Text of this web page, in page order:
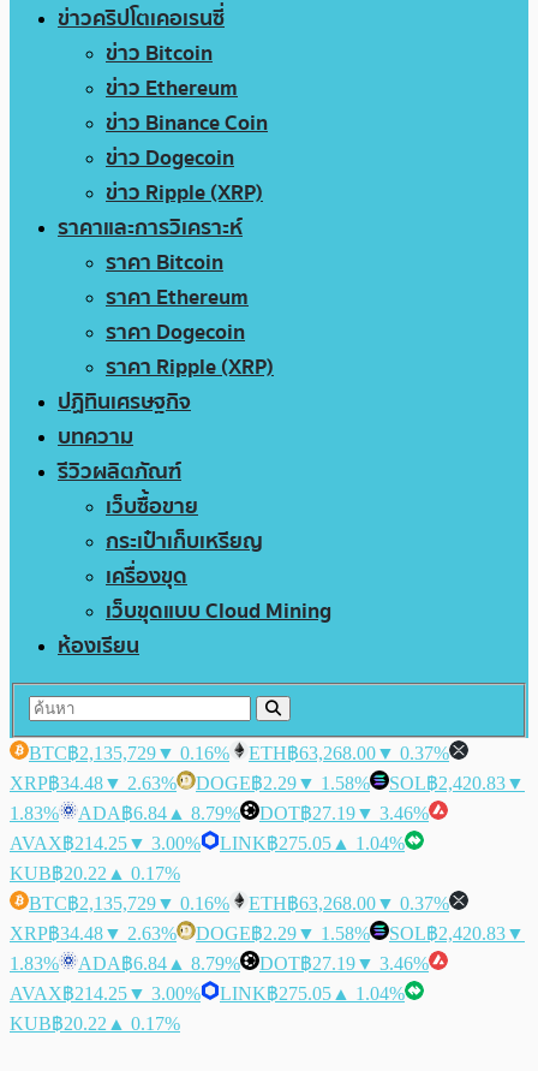
ข่าวคริปโตเคอเรนซี่
ข่าว Bitcoin
ข่าว Ethereum
ข่าว Binance Coin
ข่าว Dogecoin
ข่าว Ripple (XRP)
ราคาและการวิเคราะห์
ราคา Bitcoin
ราคา Ethereum
ราคา Dogecoin
ราคา Ripple (XRP)
ปฏิทินเศรษฐกิจ
บทความ
รีวิวผลิตภัณฑ์
เว็บซื้อขาย
กระเป๋าเก็บเหรียญ
เครื่องขุด
เว็บขุดแบบ Cloud Mining
ห้องเรียน
BTC฿2,135,729▼ 0.16% ETH฿63,268.00▼ 0.37%
XRP฿34.48▼ 2.63% DOGE฿2.29▼ 1.58% SOL฿2,420.83▼
1.83%
ADA฿6.84 ▲ 8.79% DOT฿27.19▼ 3.46%
AVAX฿214.25▼ 3.00% LINK฿275.05 ▲ 1.04%
KUB฿20.22 ▲ 0.17%
BTC฿2,135,729▼ 0.16% ETH฿63,268.00▼ 0.37%
XRP฿34.48▼ 2.63% DOGE฿2.29▼ 1.58% SOL฿2,420.83▼
1.83%
ADA฿6.84 ▲ 8.79% DOT฿27.19▼ 3.46%
AVAX฿214.25▼ 3.00% LINK฿275.05 ▲ 1.04%
KUB฿20.22 ▲ 0.17%